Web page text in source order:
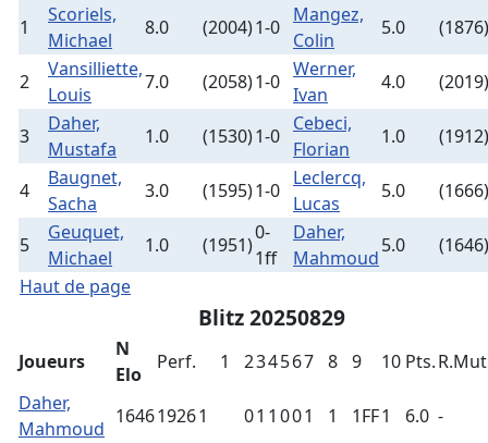
1
Scoriels,
Michael
8.0 (2004)1-0
Mangez,
Colin
5.0 (1876)
2
Vansilliette,
Louis
7.0 (2058)1-0
Werner,
Ivan
4.0 (2019)
3
Daher,
Mustafa
1.0 (1530)1-0
Cebeci,
Florian
1.0 (1912)
4
Baugnet,
Sacha
3.0 (1595)1-0
Leclercq,
Lucas
5.0 (1666)
5
Geuquet,
Michael
1.0 (1951)
0-
1ff
Daher,
Mahmoud
5.0
(1646)
Haut de page
Blitz 20250829
Joueurs
N
Elo
Perf. 1 234567 8 9 10 Pts.R.Mut
Daher,
Mahmoud
164619261 01 1 001 1 1FF1 6.0 -